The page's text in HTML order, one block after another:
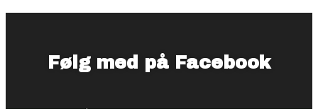
Følg med på Facebook